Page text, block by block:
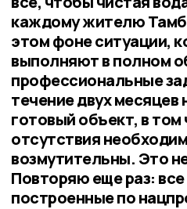
каждому жителю
этом фоне ситуации,
выполняют в полном
профессиональные
течение двух
готовый объект, в том
отсутствия
возмутительны. Это
Повторяю еще раз:
построенные по